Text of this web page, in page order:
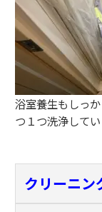
浴室養生もしっ
つ１つ洗浄してい
クリーニン